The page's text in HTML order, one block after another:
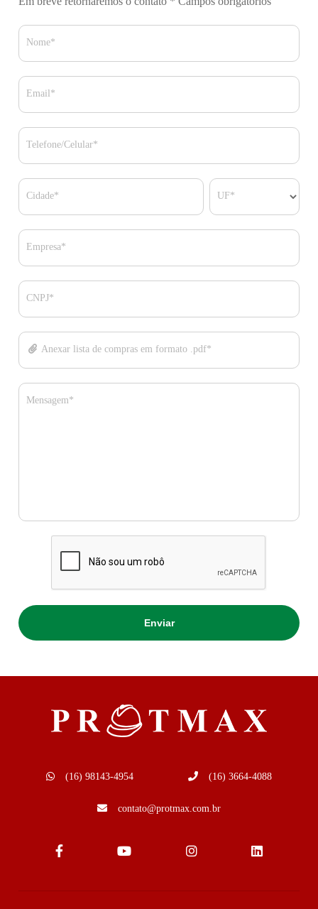
Nome*
Email*
Telefone/Celular*
Cidade* UF*
Empresa*
CNPJ*
Anexar lista de compras em formato .pdf*
Mensagem*
(16) 98143-4954 (16) 3664-4088
contato@protmax.com.br